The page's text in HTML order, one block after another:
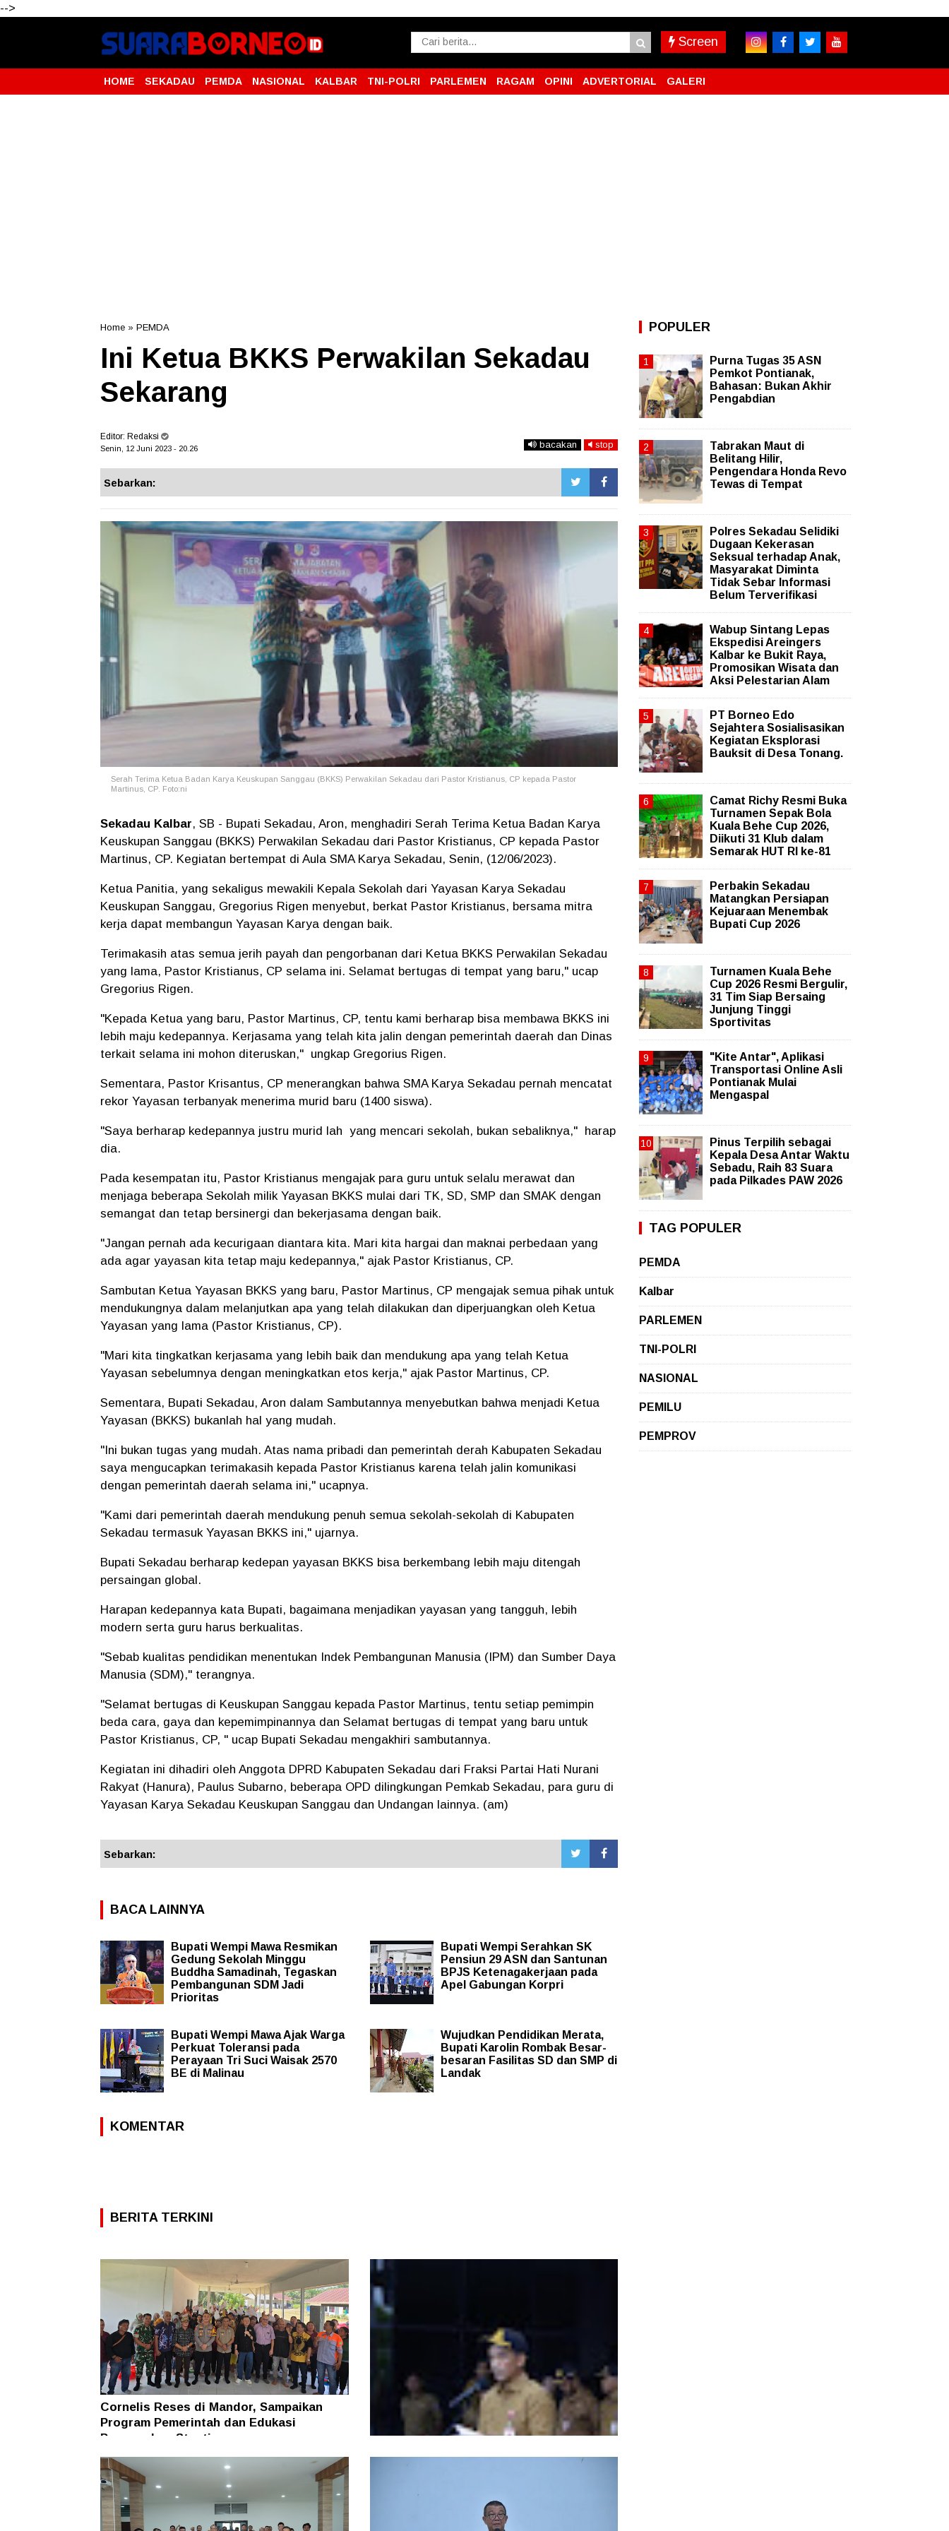
-->
Screen
HOME SEKADAU PEMDA NASIONAL KALBAR TNI-POLRI PARLEMEN RAGAM OPINI ADVERTORIAL GALERI
Home » PEMDA
Ini Ketua BKKS Perwakilan Sekadau
Sekarang
Editor: Redaksi
Senin, 12 Juni 2023 - 20.26 bacakan stop
Sebarkan:
Serah Terima Ketua Badan Karya Keuskupan Sanggau (BKKS) Perwakilan Sekadau dari Pastor Kristianus, CP kepada Pastor
Martinus, CP. Foto:ni
Sekadau Kalbar, SB - Bupati Sekadau, Aron, menghadiri Serah Terima Ketua Badan Karya
Keuskupan Sanggau (BKKS) Perwakilan Sekadau dari Pastor Kristianus, CP kepada Pastor
Martinus, CP. Kegiatan bertempat di Aula SMA Karya Sekadau, Senin, (12/06/2023).
Ketua Panitia, yang sekaligus mewakili Kepala Sekolah dari Yayasan Karya Sekadau
Keuskupan Sanggau, Gregorius Rigen menyebut, berkat Pastor Kristianus, bersama mitra
kerja dapat membangun Yayasan Karya dengan baik.
Terimakasih atas semua jerih payah dan pengorbanan dari Ketua BKKS Perwakilan Sekadau
yang lama, Pastor Kristianus, CP selama ini. Selamat bertugas di tempat yang baru," ucap
Gregorius Rigen.
"Kepada Ketua yang baru, Pastor Martinus, CP, tentu kami berharap bisa membawa BKKS ini
lebih maju kedepannya. Kerjasama yang telah kita jalin dengan pemerintah daerah dan Dinas
terkait selama ini mohon diteruskan," ungkap Gregorius Rigen.
Sementara, Pastor Krisantus, CP menerangkan bahwa SMA Karya Sekadau pernah mencatat
rekor Yayasan terbanyak menerima murid baru (1400 siswa).
"Saya berharap kedepannya justru murid lah yang mencari sekolah, bukan sebaliknya," harap
dia.
Pada kesempatan itu, Pastor Kristianus mengajak para guru untuk selalu merawat dan
menjaga beberapa Sekolah milik Yayasan BKKS mulai dari TK, SD, SMP dan SMAK dengan
semangat dan tetap bersinergi dan bekerjasama dengan baik.
"Jangan pernah ada kecurigaan diantara kita. Mari kita hargai dan maknai perbedaan yang
ada agar yayasan kita tetap maju kedepannya," ajak Pastor Kristianus, CP.
Sambutan Ketua Yayasan BKKS yang baru, Pastor Martinus, CP mengajak semua pihak untuk
mendukungnya dalam melanjutkan apa yang telah dilakukan dan diperjuangkan oleh Ketua
Yayasan yang lama (Pastor Kristianus, CP).
"Mari kita tingkatkan kerjasama yang lebih baik dan mendukung apa yang telah Ketua
Yayasan sebelumnya dengan meningkatkan etos kerja," ajak Pastor Martinus, CP.
Sementara, Bupati Sekadau, Aron dalam Sambutannya menyebutkan bahwa menjadi Ketua
Yayasan (BKKS) bukanlah hal yang mudah.
"Ini bukan tugas yang mudah. Atas nama pribadi dan pemerintah derah Kabupaten Sekadau
saya mengucapkan terimakasih kepada Pastor Kristianus karena telah jalin komunikasi
dengan pemerintah daerah selama ini," ucapnya.
"Kami dari pemerintah daerah mendukung penuh semua sekolah-sekolah di Kabupaten
Sekadau termasuk Yayasan BKKS ini," ujarnya.
Bupati Sekadau berharap kedepan yayasan BKKS bisa berkembang lebih maju ditengah
persaingan global.
Harapan kedepannya kata Bupati, bagaimana menjadikan yayasan yang tangguh, lebih
modern serta guru harus berkualitas.
"Sebab kualitas pendidikan menentukan Indek Pembangunan Manusia (IPM) dan Sumber Daya
Manusia (SDM)," terangnya.
"Selamat bertugas di Keuskupan Sanggau kepada Pastor Martinus, tentu setiap pemimpin
beda cara, gaya dan kepemimpinannya dan Selamat bertugas di tempat yang baru untuk
Pastor Kristianus, CP, " ucap Bupati Sekadau mengakhiri sambutannya.
Kegiatan ini dihadiri oleh Anggota DPRD Kabupaten Sekadau dari Fraksi Partai Hati Nurani
Rakyat (Hanura), Paulus Subarno, beberapa OPD dilingkungan Pemkab Sekadau, para guru di
Yayasan Karya Sekadau Keuskupan Sanggau dan Undangan lainnya. (am)
Sebarkan:
BACA LAINNYA
Bupati Wempi Mawa Resmikan
Gedung Sekolah Minggu
Buddha Samadinah, Tegaskan
Pembangunan SDM Jadi
Prioritas
Bupati Wempi Serahkan SK
Pensiun 29 ASN dan Santunan
BPJS Ketenagakerjaan pada
Apel Gabungan Korpri
Bupati Wempi Mawa Ajak Warga
Perkuat Toleransi pada
Perayaan Tri Suci Waisak 2570
BE di Malinau
Wujudkan Pendidikan Merata,
Bupati Karolin Rombak Besar-
besaran Fasilitas SD dan SMP di
Landak
KOMENTAR
BERITA TERKINI
Cornelis Reses di Mandor, Sampaikan
Program Pemerintah dan Edukasi
Pencegahan Stunting
Di Tengah Efisiensi Anggaran, Pemprov
POPULER
Purna Tugas 35 ASN
Pemkot Pontianak,
Bahasan: Bukan Akhir
Pengabdian
Tabrakan Maut di
Belitang Hilir,
Pengendara Honda Revo
Tewas di Tempat
Polres Sekadau Selidiki
Dugaan Kekerasan
Seksual terhadap Anak,
Masyarakat Diminta
Tidak Sebar Informasi
Belum Terverifikasi
Wabup Sintang Lepas
Ekspedisi Areingers
Kalbar ke Bukit Raya,
Promosikan Wisata dan
Aksi Pelestarian Alam
PT Borneo Edo
Sejahtera Sosialisasikan
Kegiatan Eksplorasi
Bauksit di Desa Tonang.
Camat Richy Resmi Buka
Turnamen Sepak Bola
Kuala Behe Cup 2026,
Diikuti 31 Klub dalam
Semarak HUT RI ke-81
Perbakin Sekadau
Matangkan Persiapan
Kejuaraan Menembak
Bupati Cup 2026
Turnamen Kuala Behe
Cup 2026 Resmi Bergulir,
31 Tim Siap Bersaing
Junjung Tinggi
Sportivitas
"Kite Antar", Aplikasi
Transportasi Online Asli
Pontianak Mulai
Mengaspal
Pinus Terpilih sebagai
Kepala Desa Antar Waktu
Sebadu, Raih 83 Suara
pada Pilkades PAW 2026
TAG POPULER
PEMDA
Kalbar
PARLEMEN
TNI-POLRI
NASIONAL
PEMILU
PEMPROV